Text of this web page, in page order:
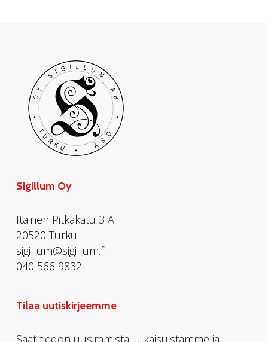
Sigillum Oy
Itäinen Pitkäkatu 3 A
20520 Turku
sigillum@sigillum.fi
040 566 9832
Tilaa uutiskirjeemme